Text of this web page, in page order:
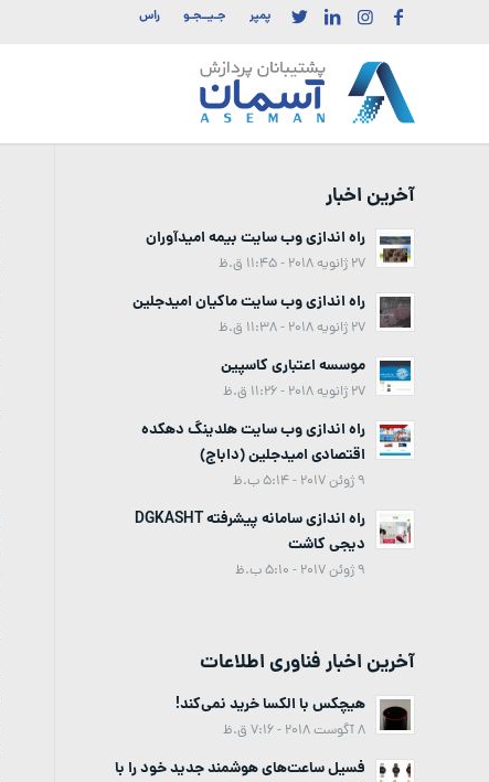
پمپر جـیــجـو راس
آخرین اخبار
راه اندازی وب سایت بیمه امیدآوران
27 ژانویه 2018 - 11:45 ق.ظ
راه اندازی وب سایت ماکیان امیدجلین
27 ژانویه 2018 - 11:38 ق.ظ
موسسه اعتباری کاسپین
27 ژانویه 2018 - 11:26 ق.ظ
راه اندازی وب سایت هلدینگ دهکده
اقتصادی امیدجلین (داباج)
9 ژوئن 2017 - 5:14 ب.ظ
راه اندازی سامانه پیشرفته DGKASHT
دیجی کاشت
9 ژوئن 2017 - 5:10 ب.ظ
آخرین اخبار فناوری اطلاعات
هیچکس با الکسا خرید نمی‌کند!
8 آگوست 2018 - 7:16 ق.ظ
فسیل ساعت‌های هوشمند جدید خود را با